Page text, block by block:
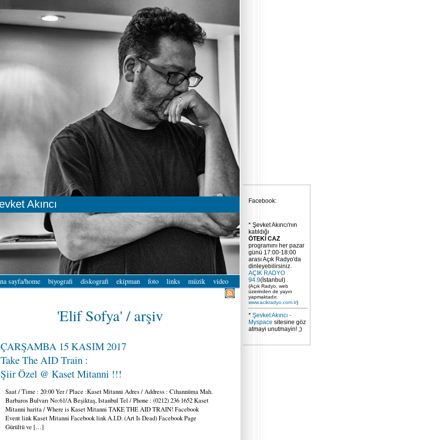
Akıncı
sayfa/home biyografi diskografi ekipman foto links müzik video
'Elif Sofya' / arşiv
ÇARŞAMBA 15 KASIM 2017
Take The AID Train :
Şiir Özel @ Kaset Mitanni !!!
Saat / Time : 20:00 Yer / Place :Kaset Mitanni Adres / Address : Cihannüma Mah.
Barbaros Bulvarı No:61/A Beşiktaş, Istanbul Tel / Phone : (0212) 236 1652 Kaset
Mitanni harita / Where is Kaset Mitanni TAKE THE AID TRAIN! Facebook
Event link Kaset Mitanni Facebook link A.I.D. (Art Is Dead) Facebook Page
Gürültü ve […]
Facebook:
* Şevket Akıncı'nın
katıldığı
ÖTEKİ CAZ
programını her pazar
günü 17:00-18:00
arası Açık Radyo'da
dinleyebilirsiniz.
AÇIK RADYO
94.9(İstanbul)
(Açık Radyo, web
üzerinden de yayın
yapmaktadır.
www.acikradyo.com.tr)
* Şevket Akıncı -
Myspace sitesine göz
atmayi unutmayin! ;)